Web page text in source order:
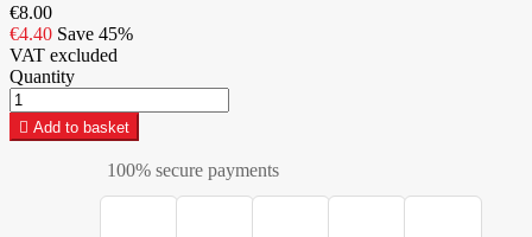
€8.00
€4.40 Save 45%
VAT excluded
Quantity
 Add to basket
100% secure payments